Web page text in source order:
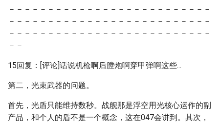
－－－－－－－－－－－－－－－－－－－－－－－－－－
－－－－－－－－－－－－－－－－－－－－－－－－－－
－－－－－－－－－－－－－－－－－－－－－－－－－－
－－
15回复：[评论]话说机枪啊后膛炮啊穿甲弹啊这些...
第二，光束武器的问题。
首先，光盾只能维持数秒。战舰那是浮空用光核心运作的副
产品，和个人的盾不是一个概念，这在047会讲到。其次，